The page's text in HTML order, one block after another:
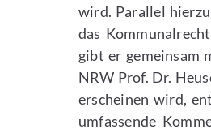
wird. Parallel
das
gibt er gemeinsam
NRW Prof. Dr.
erscheinen wird,
umfassende